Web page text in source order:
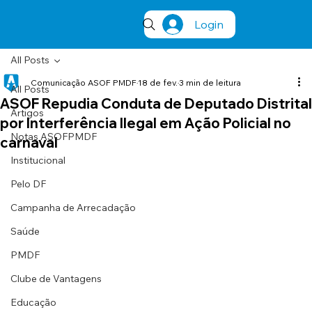
Login
All Posts
Artigos
Notas ASOFPMDF
Institucional
Pelo DF
Campanha de Arrecadação
Saúde
PMDF
Clube de Vantagens
Educação
All Posts
ASOF Repudia Conduta de Deputado Distrital
por Interferência Ilegal em Ação Policial no
carnaval
Comunicação ASOF PMDF 18 de fev. 3 min de leitura